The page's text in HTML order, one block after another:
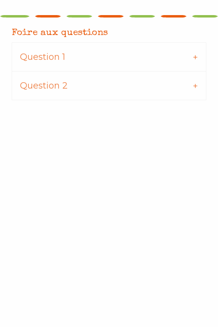
Foire aux questions
Question 1
Question 2